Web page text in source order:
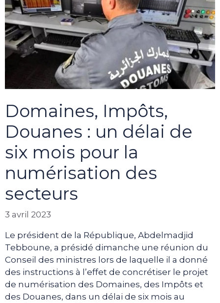
Domaines, Impôts,
Douanes : un délai de
six mois pour la
numérisation des
secteurs
3 avril 2023
Le président de la République, Abdelmadjid
Tebboune, a présidé dimanche une réunion du
Conseil des ministres lors de laquelle il a donné
des instructions à l’effet de concrétiser le projet
de numérisation des Domaines, des Impôts et
des Douanes, dans un délai de six mois au